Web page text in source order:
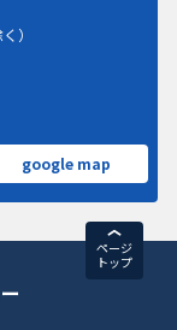
）
google map
ページ
トップ